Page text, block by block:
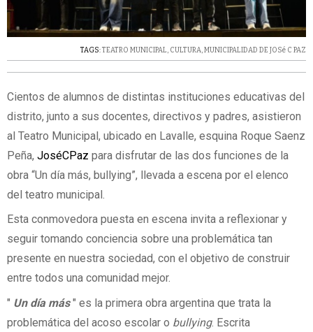
TAGS:TEATRO MUNICIPAL, CULTURA,MUNICIPALIDAD DE JOSé C PAZ
Cientos de alumnos de distintas instituciones educativas del
distrito, junto a sus docentes, directivos y padres, asistieron
al Teatro Municipal, ubicado en Lavalle, esquina Roque Saenz
Peña, JoséCPaz para disfrutar de las dos funciones de la
obra “Un día más, bullying”, llevada a escena por el elenco
del teatro municipal.
Esta conmovedora puesta en escena invita a reflexionar y
seguir tomando conciencia sobre una problemática tan
presente en nuestra sociedad, con el objetivo de construir
entre todos una comunidad mejor.
" Un día más" es la primera obra argentina que trata la
problemática del acoso escolar o bullying. Escrita